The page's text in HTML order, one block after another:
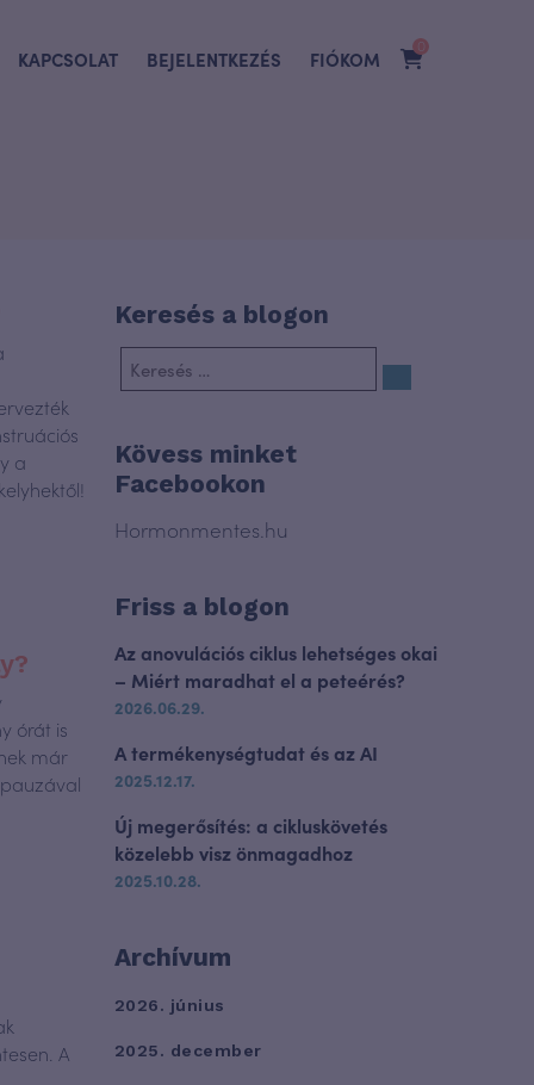
KAPCSOLAT BEJELENTKEZÉS FIÓKOM
0
a
órát is
már
A
Keresés a blogon
Kövess minket
Facebookon
Hormonmentes.hu
Friss a blogon
Az anovulációs ciklus lehetséges okai
– Miért maradhat el a peteérés?
2026.06.29.
A termékenységtudat és az AI
2025.12.17.
Új megerősítés: a cikluskövetés
közelebb visz önmagadhoz
2025.10.28.
Archívum
2026. június
2025. december